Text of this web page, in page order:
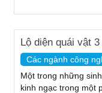
Lộ diện quái vật
Các ngành công
Một trong những
kinh ngạc trong một